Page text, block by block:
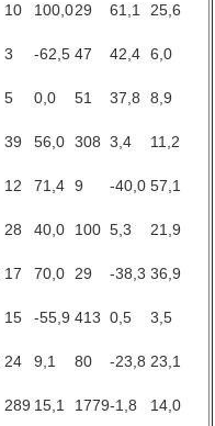
10 100,029 61,1 25,6
3 -62,5 47 42,4 6,0
5 0,0 51 37,8 8,9
39 56,0 308 3,4 11,2
12 71,4 9 -40,0 57,1
28 40,0 100 5,3 21,9
17 70,0 29 -38,3 36,9
15 -55,9 413 0,5 3,5
24 9,1 80 -23,8 23,1
289 15,1 1779-1,8 14,0